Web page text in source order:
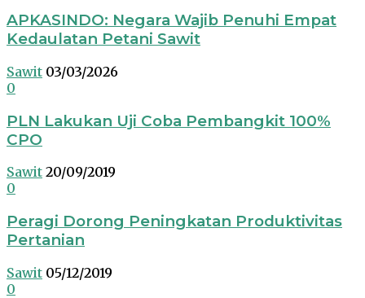
APKASINDO: Negara Wajib Penuhi Empat
Kedaulatan Petani Sawit
Sawit 03/03/2026
0
PLN Lakukan Uji Coba Pembangkit 100%
CPO
Sawit 20/09/2019
0
Peragi Dorong Peningkatan Produktivitas
Pertanian
Sawit 05/12/2019
0